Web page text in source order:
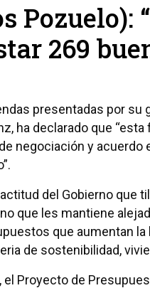
Pozuelo):
269
presentadas por su
ha declarado que
negociación y acuerdo
del Gobierno que
que les mantiene
que aumentan
de sostenibilidad,
Proyecto de